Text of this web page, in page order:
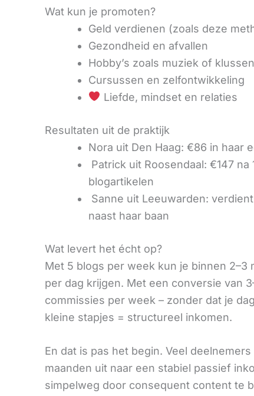
Wat kun je promoten?
Geld verdienen (zoals deze
Gezondheid en afvallen
Hobby’s zoals muziek of klussen
Cursussen en zelfontwikkeling
Liefde, mindset en relaties
Resultaten uit de praktijk
Nora uit Den Haag: €86 in haar
Patrick uit Roosendaal: €147
blogartikelen
Sanne uit Leeuwarden:
naast haar baan
Wat levert het écht op?
Met 5 blogs per week kun je binnen 2–3
per dag krijgen. Met een conversie van
commissies per week – zonder dat je
kleine stapjes = structureel inkomen.
En dat is pas het begin. Veel
maanden uit naar een stabiel passief
simpelweg door consequent content te